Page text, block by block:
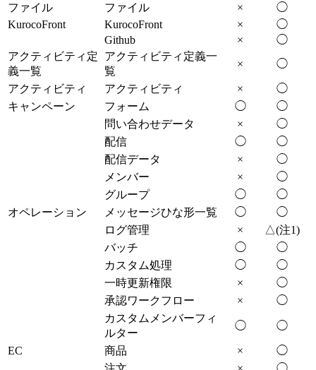
ファイル
ファイル ×
◯
KurocoFront
KurocoFront ×
◯
Github
×
◯
アクティビティ定
義一覧
アクティビティ定義一
覧
× ◯
アクティビティ アクティビティ ×
◯
キャンペーン
フォーム ◯
◯
問い合わせデータ
×
◯
配信
◯
◯
配信データ
×
◯
メンバー
×
◯
グループ
◯
◯
オペレーション
メッセージひな形一覧 ◯
◯
ログ管理
×
△(注1)
バッチ
◯
◯
カスタム処理
◯
◯
一時更新権限
×
◯
承認ワークフロー
×
◯
カスタムメンバーフィ
ルター
◯ ◯
EC 商品 ×
◯